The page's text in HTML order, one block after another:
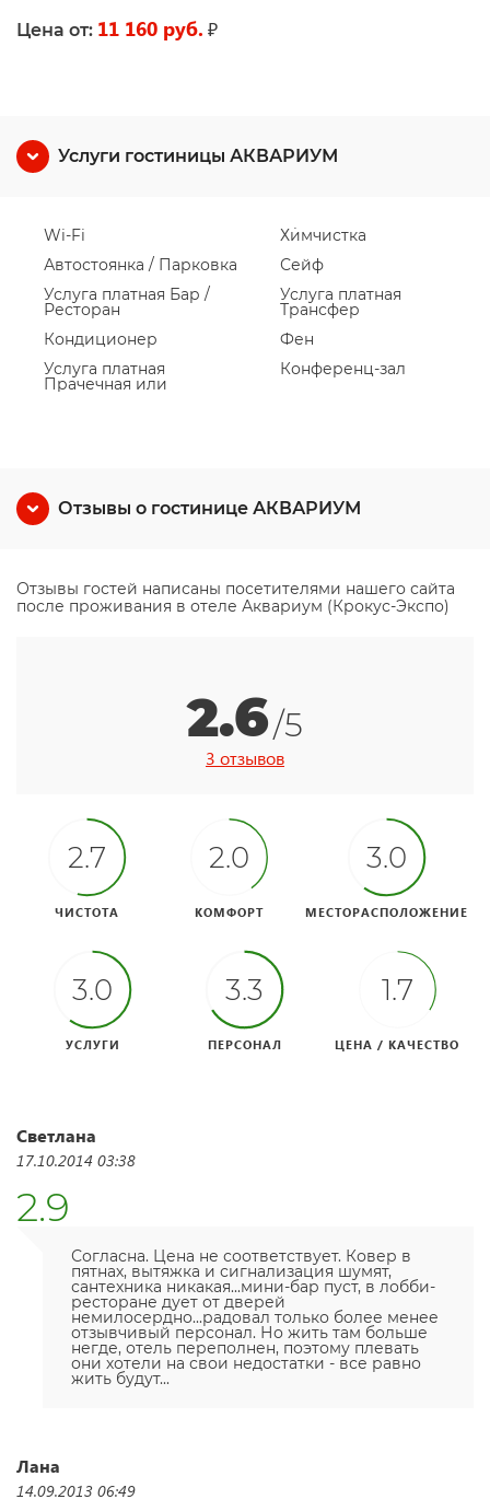
Цена от: 11 160 руб. ₽
Услуги гостиницы АКВАРИУМ
Wi-Fi
Автостоянка / Парковка
Услуга платная Бар /
Ресторан
Кондиционер
Услуга платная
Прачечная или
Химчистка
Сейф
Услуга платная
Трансфер
Фен
Конференц-зал
Отзывы о гостинице АКВАРИУМ
Отзывы гостей написаны посетителями нашего сайта
после проживания в отеле Аквариум (Крокус-Экспо)
2.6/5
3 отзывов
2.7
ЧИСТОТА
2.0
КОМФОРТ
3.0
МЕСТОРАСПОЛОЖЕНИЕ
3.0
УСЛУГИ
3.3
ПЕРСОНАЛ
1.7
ЦЕНА / КАЧЕСТВО
Светлана
17.10.2014 03:38
2.9
Согласна. Цена не соответствует. Ковер в
пятнах, вытяжка и сигнализация шумят,
сантехника никакая...мини-бар пуст, в лобби-
ресторане дует от дверей
немилосердно...радовал только более менее
отзывчивый персонал. Но жить там больше
негде, отель переполнен, поэтому плевать
они хотели на свои недостатки - все равно
жить будут...
Лана
14.09.2013 06:49